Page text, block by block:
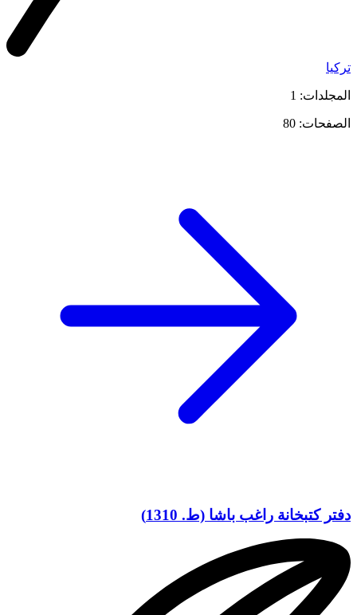
تركيا
المجلدات: 1
الصفحات: 80
دفتر كتبخانة راغب باشا (ط. 1310)